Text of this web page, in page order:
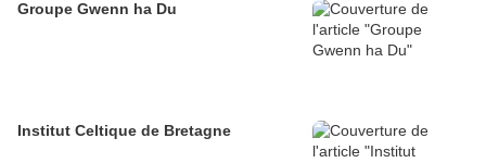
Groupe Gwenn ha Du
Institut Celtique de Bretagne